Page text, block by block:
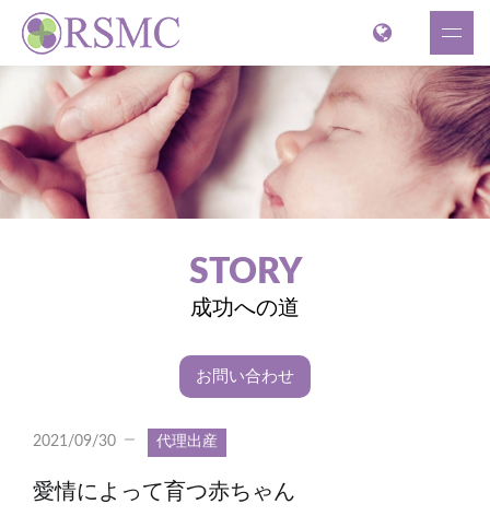
STORY
成功への道
お問い合わせ
2021/09/30 代理出産
愛情によって育つ赤ちゃん